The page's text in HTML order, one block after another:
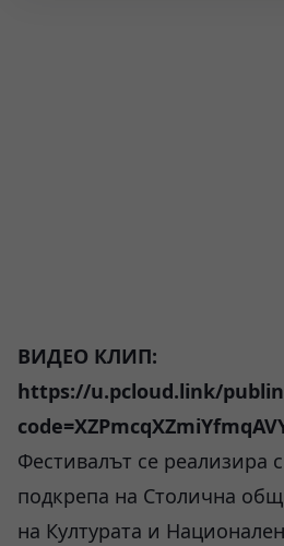
ВИДЕО КЛИП:
https://u.pcloud.link/
Фестивалът се реализира
подкрепа на Столична
на Културата и